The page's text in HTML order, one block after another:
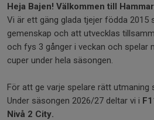
Heja Bajen! Välkommen till
Vi är ett gäng glada tjejer födda 2015
gemenskap och att utvecklas
och fys 3 gånger i veckan och spelar
cuper under hela säsongen.
För att ge varje spelare rätt utmaning
Under säsongen 2026/27 deltar vi i
Nivå 2 City.